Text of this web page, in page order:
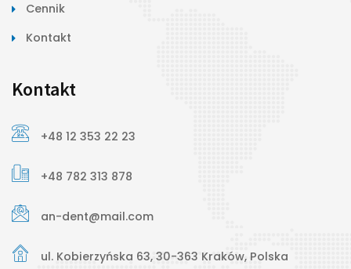
Cennik
Kontakt
Kontakt
+48 12 353 22 23
+48 782 313 878
an-dent@mail.com
ul. Kobierzyńska 63, 30-363 Kraków, Polska